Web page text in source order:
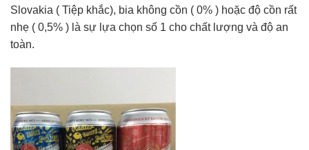
Slovakia ( Tiệp khắc), bia không cồn ( 0% ) hoặc độ cồn rất
nhẹ ( 0,5% ) là sự lựa chọn số 1 cho chất lượng và độ an
toàn.